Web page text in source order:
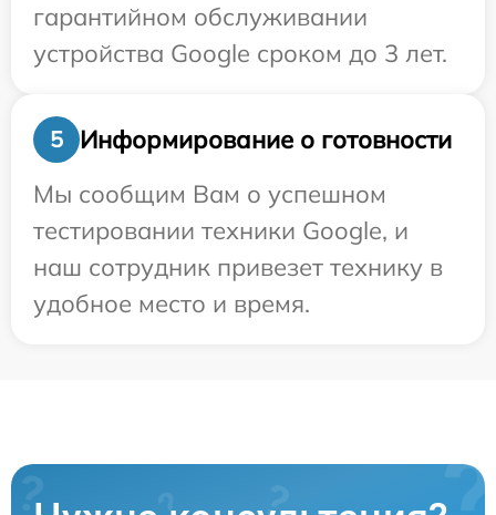
гарантийном обслуживании
устройства Google сроком до 3 лет.
5
Информирование о готовности
Мы сообщим Вам о успешном
тестировании техники Google, и
наш сотрудник привезет технику в
удобное место и время.